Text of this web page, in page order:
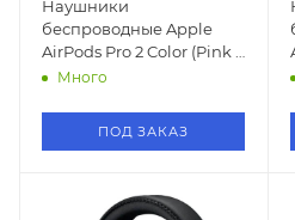
Наушники
беспроводные Apple
AirPods Pro 2 Color (Pink /
Розовый)
Много
ПОД ЗАКАЗ